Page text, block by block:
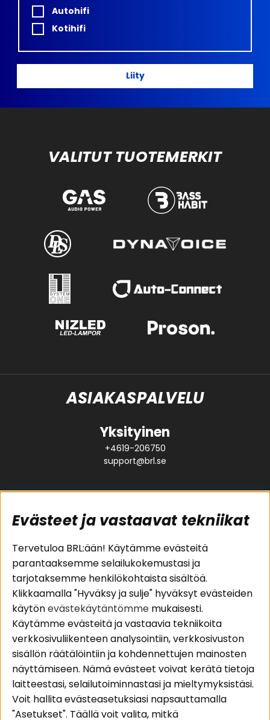
Autohifi
Kotihifi
Liity
VALITUT TUOTEMERKIT
ASIAKASPALVELU
Yksityinen
+4619-206750
support@brl.se
Suositut sivut
Pakettiratkaisut
Autostereot
Kaiuttimet
Päätevahvistimet
Lisätarvikkeet
Kaapelit
Asiakaspalvelu
Evästeet
Huolto- ja
takuutiedot
Ostoehdot
Palautus
Tietosuojapolitiikka
Alueet
Autohifi
Seuraa meitä
Instagram
Evästeet ja vastaavat tekniikat
Tervetuloa BRL:ään! Käytämme evästeitä
parantaaksemme selailukokemustasi ja
tarjotaksemme henkilökohtaista sisältöä.
Klikkaamalla "Hyväksy ja sulje" hyväksyt evästeiden
käytönevästekäytäntömme mukaisesti.
Käytämme evästeitä ja vastaavia tekniikoita
verkkosivuliikenteen analysointiin, verkkosivuston
sisällön räätälöintiin ja kohdennettujen mainosten
näyttämiseen. Nämä evästeet voivat kerätä tietoja
laitteestasi, selailutoiminnastasi ja mieltymyksistäsi.
Voit hallita evästeasetuksiasi napsauttamalla
"Asetukset". Täällä voit valita, mitkä